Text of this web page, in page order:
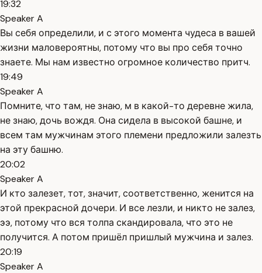
19:32
Speaker A
Вы себя определили, и с этого момента чудеса в вашей
жизни маловероятны, потому что вы про себя точно
знаете. Мы нам известно огромное количество притч.
19:49
Speaker A
Помните, что там, не знаю, м в какой-то деревне жила,
не знаю, дочь вождя. Она сидела в высокой башне, и
всем там мужчинам этого племени предложили залезть
на эту башню.
20:02
Speaker A
И кто залезет, тот, значит, соответственно, женится на
этой прекрасной дочери. И все лезли, и никто не залез,
ээ, потому что вся толпа скандировала, что это не
получится. А потом пришёл пришлый мужчина и залез.
20:19
Speaker A